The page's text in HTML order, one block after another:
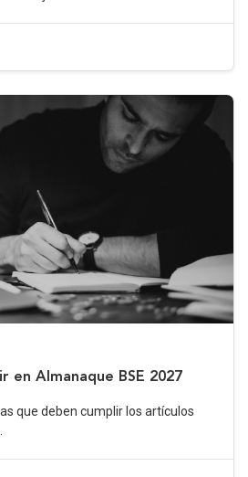
en Almanaque BSE 2027
que deben cumplir los artículos